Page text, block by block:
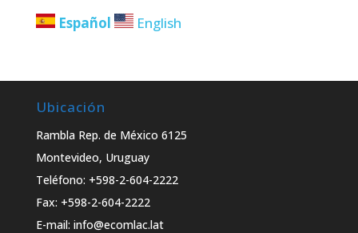
Español English
Ubicación
Rambla Rep. de México 6125
Montevideo, Uruguay
Teléfono: +598-2-604-2222
Fax: +598-2-604-2222
E-mail: info@ecomlac.lat